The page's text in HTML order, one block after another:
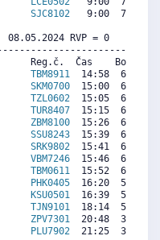
SJC8102
9:00  7925
08.05.2024 RVP = 0     IP
Čas    Body
TBM8911
14:58  6384
SKM0700
15:00  6370
TZL0602
15:05  6335
TUR8407
15:15  6264
ZBM8100
15:26  6186
SSU8243
15:39  6094
SRK9802
15:41  6080
VBM7246
15:46  6045
TBM0611
15:52  6003
PHK0405
16:20  5805
KSU0501
16:39  5671
TJN9101
18:14  5000
ZPV7301
20:48  3912
PLU7902
21:25  3651